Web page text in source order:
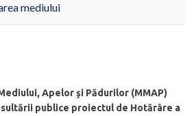
mediului
Apelor şi Pădurilor (MMAP)
publice proiectul de Hotărâre a